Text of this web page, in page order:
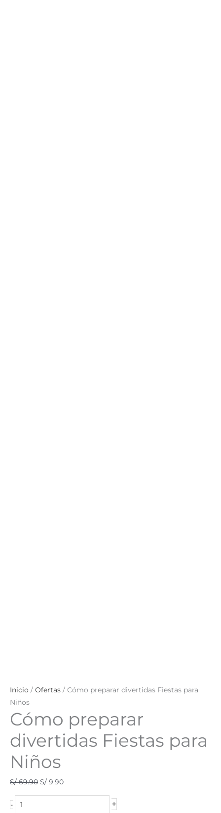
Inicio / Ofertas / Cómo preparar divertidas Fiestas para
Niños
Cómo preparar
divertidas Fiestas para
Niños
S/69.90 S/ 9.90
- +